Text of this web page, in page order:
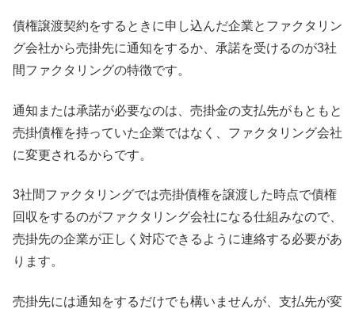
債権譲渡契約をするときに申し込んだ企業とファクタリン
グ会社から売掛先に通知をするか、承諾を受けるのが3社
間ファクタリングの特徴です。
通知または承諾が必要なのは、売掛金の支払先がもともと
売掛債権を持っていた企業ではなく、ファクタリング会社
に変更されるからです。
3社間ファクタリングでは売掛債権を譲渡した時点で債権
回収をするのがファクタリング会社になる仕組みなので、
売掛先の企業が正しく対応できるように連絡する必要があ
ります。
売掛先には通知をするだけでも構いませんが、支払先が変